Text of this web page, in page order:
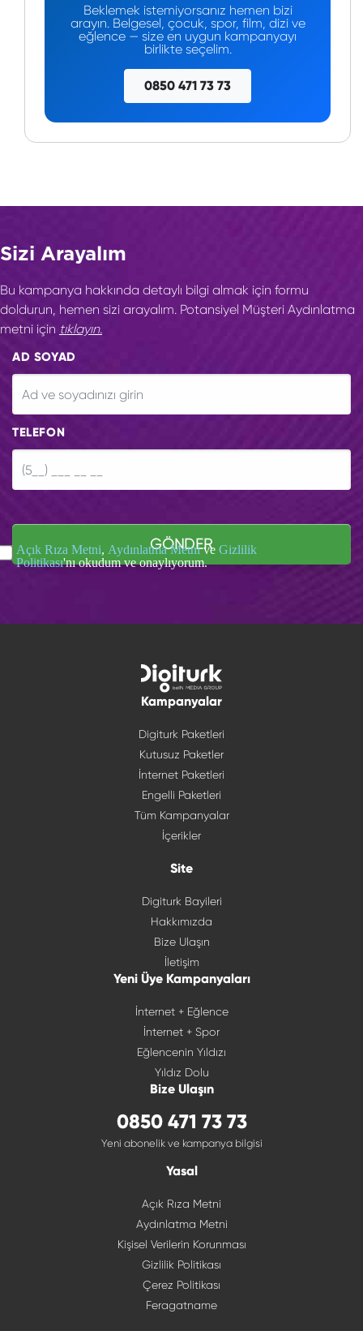
Beklemek istemiyorsanız hemen bizi
arayın. Belgesel, çocuk, spor, film, dizi ve
eğlence — size en uygun kampanyayı
birlikte seçelim.
0850 471 73 73
Sizi Arayalım
Bu kampanya hakkında detaylı bilgi almak için formu
doldurun, hemen sizi arayalım. Potansiyel Müşteri Aydınlatma
metni için tıklayın.
AD SOYAD
TELEFON
GÖNDER
Açık Rıza Metni, Aydınlatma Metnive Gizlilik
Politikası'nı okudum ve onaylıyorum.
Kampanyalar
Digiturk Paketleri
Kutusuz Paketler
İnternet Paketleri
Engelli Paketleri
Tüm Kampanyalar
İçerikler
Site
Digiturk Bayileri
Hakkımızda
Bize Ulaşın
İletişim
Yeni Üye Kampanyaları
İnternet + Eğlence
İnternet + Spor
Eğlencenin Yıldızı
Yıldız Dolu
Bize Ulaşın
0850 471 73 73
Yeni abonelik ve kampanya bilgisi
Yasal
Açık Rıza Metni
Aydınlatma Metni
Kişisel Verilerin Korunması
Gizlilik Politikası
Çerez Politikası
Feragatname